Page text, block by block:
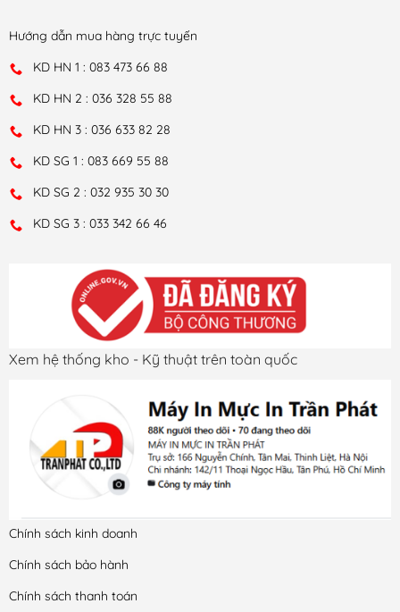
Hướng dẫn mua hàng trực tuyến
KD HN 1 : 083 473 66 88
KD HN 2 : 036 328 55 88
KD HN 3 : 036 633 82 28
KD SG 1 : 083 669 55 88
KD SG 2 : 032 935 30 30
KD SG 3 : 033 342 66 46
Xem hệ thống kho - Kỹ thuật trên toàn quốc
Chính sách kinh doanh
Chính sách bảo hành
Chính sách thanh toán